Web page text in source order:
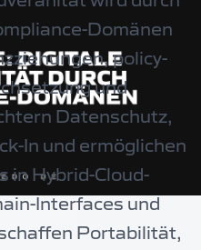
Domänen
policy-
und
Datenschutz,
In und ermöglichen
in Hybrid-Cloud-
Interfaces und
Portabilität,